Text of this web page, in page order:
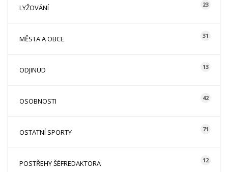
LYŽOVÁNÍ 23
MĚSTA A OBCE 31
ODJINUD 13
OSOBNOSTI 42
OSTATNÍ SPORTY 71
POSTŘEHY ŠÉFREDAKTORA 12